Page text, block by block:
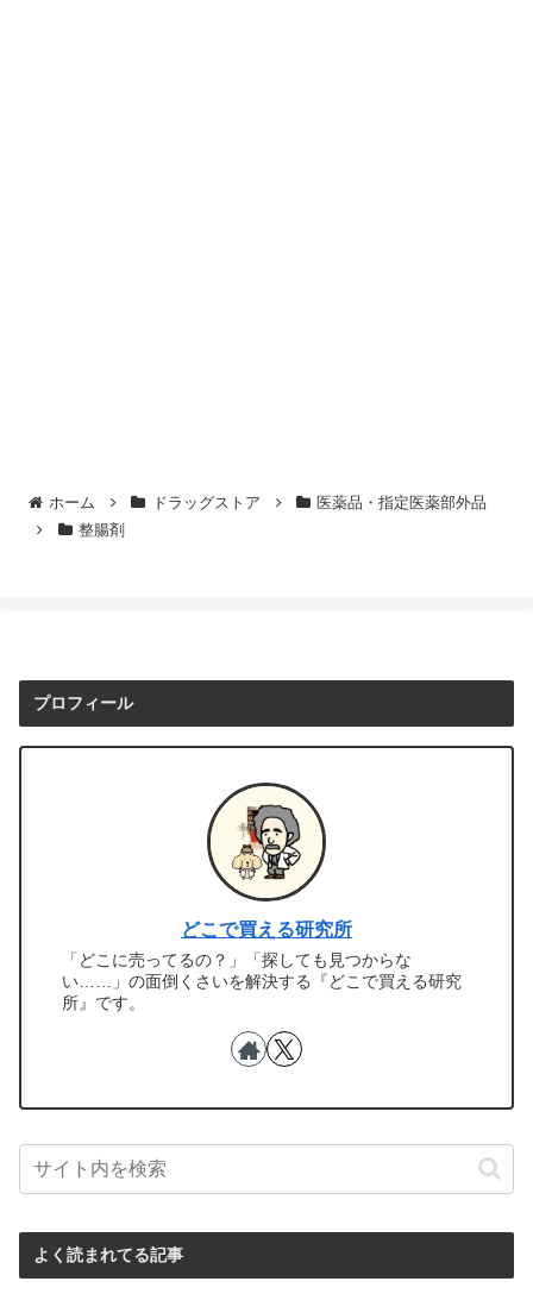
ホーム ドラッグストア
医薬品・指定医薬部外品
整腸剤
プロフィール
どこで買える研究所
「どこに売ってるの？」「探しても見つからな
い……」の面倒くさいを解決する『どこで買える研究
所』です。
よく読まれてる記事